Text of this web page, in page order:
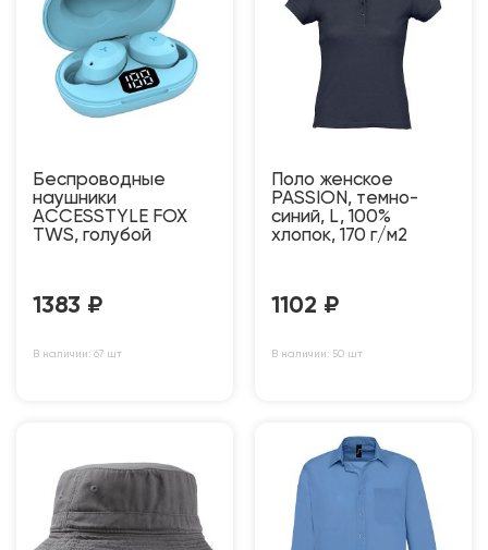
Беспроводные
наушники
ACCESSTYLE FOX
TWS, голубой
1383 ₽
В наличии: 67 шт
Поло женское
PASSION, темно-
синий, L, 100%
хлопок, 170 г/м2
1102 ₽
В наличии: 50 шт